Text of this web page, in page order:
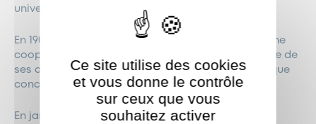
universités en France.
En 1907 et 1908, elle organise avec des collègues une
coopérative d’enseignement. Irène et une douzaine de
ses amis garderont souvenir des leçons de physique
concrètes de Marie.
En janvier 1911, elle présente sa candidature à
ShareThis est désactivé.
Ce site utilise des cookies
et vous donne le contrôle
sur ceux que vous
souhaitez activer